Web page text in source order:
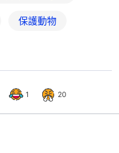
保護動物
1 20